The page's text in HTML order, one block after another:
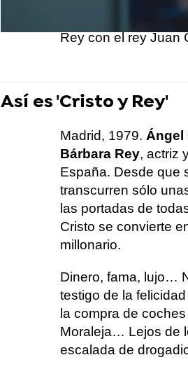
las últimas
Rey con el rey Juan
Así es 'Cristo y Rey'
Madrid, 1979. Ángel
Bárbara Rey, actriz
España. Desde que
transcurren sólo
las portadas de
Cristo se convierte
millonario.
Dinero, fama, lujo…
testigo de la
la compra de
Moraleja… Lejos de
escalada de